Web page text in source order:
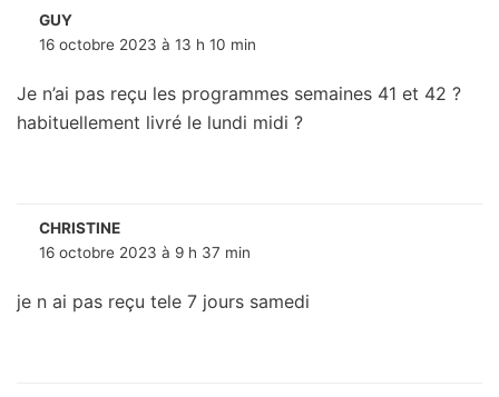
GUY
16 octobre 2023 à 13 h 10 min
Je n’ai pas reçu les programmes semaines 41 et 42 ?
habituellement livré le lundi midi ?
CHRISTINE
16 octobre 2023 à 9 h 37 min
je n ai pas reçu tele 7 jours samedi